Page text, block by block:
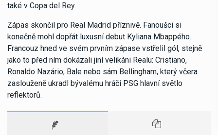
také v Copa del Rey.
Zápas skončil pro Real Madrid příznivě. Fanoušci si
konečně mohl dopřát luxusní debut Kyliana Mbappého.
Francouz hned ve svém prvním zápase vstřelil gól, stejně
jako to před ním dokázali jiní velikáni Realu: Cristiano,
Ronaldo Nazário, Bale nebo sám Bellingham, který včera
zaslouženě ukradl bývalému hráči PSG hlavní světlo
reflektorů.